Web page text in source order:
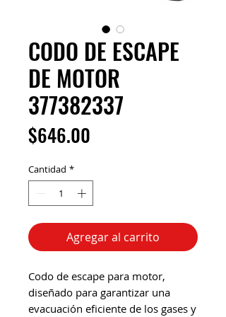
CODO DE ESCAPE
DE MOTOR
377382337
$646.00
Cantidad *
Agregar al carrito
Codo de escape para motor,
diseñado para garantizar una
evacuación eficiente de los gases y